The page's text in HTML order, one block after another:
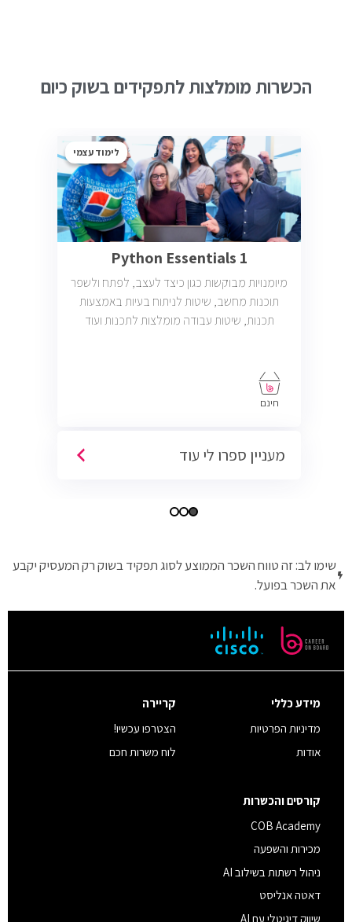
הכשרות מומלצות לתפקידים בשוק כיום
לימוד עצמי
Python Essentials 1
מיומנויות מבוקשות כגון כיצד לעצב, לפתח ולשפר
תוכנות מחשב, שיטות לניתוח בעיות באמצעות
תכנות, שיטות עבודה מומלצות לתכנות ועוד
חינם
מעניין ספרו לי עוד
שימו לב: זה טווח השכר הממוצע לסוג תפקיד בשוק רק המעסיק יקבע
את השכר בפועל.
מידע כללי
מדיניות הפרטיות
אודות
קריירה
הצטרפו עכשיו!
לוח משרות חכם
קורסים והכשרות
COB Academy
מכירות והשפעה
ניהול רשתות בשילוב AI
דאטה אנליסט
שיווק דיגיטלי עם AI